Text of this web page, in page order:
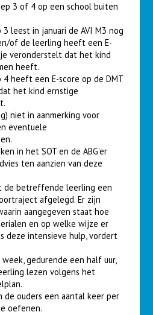
3 of 4 op een school buiten
leest in januari de AVI M3 nog
of de leerling heeft een E-
veronderstelt dat het kind
heeft.
heeft een E-score op de DMT
het kind ernstige
niet in aanmerking voor
eventuele
in het SOT en de ABG’er
ten aanzien van deze
de betreffende leerling een
afgelegd. Er zijn
aangegeven staat hoe
en op welke wijze er
deze intensieve hulp, vordert
gedurende een half uur,
lezen volgens het
de ouders een aantal keer per
oefenen.